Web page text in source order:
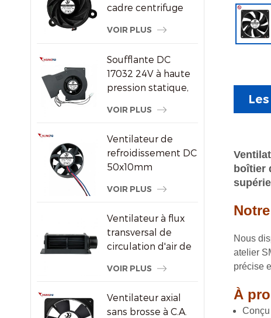
cadre centrifuge
refroidissement
VOIR PLUS
Soufflante DC
17032 24V à haute
pression statique,
refroidissement
VOIR PLUS
Ventilateur de
refroidissement DC
50x10mm
vitesse sans balais
appareils
électroniques
VOIR PLUS
Ventilateur à flux
transversal de
circulation d'air de
économiseur
plastique
VOIR PLUS
Ventilateur axial
sans brosse à C.A.
boîtier
Nous
atelier
précise
À
Conçu